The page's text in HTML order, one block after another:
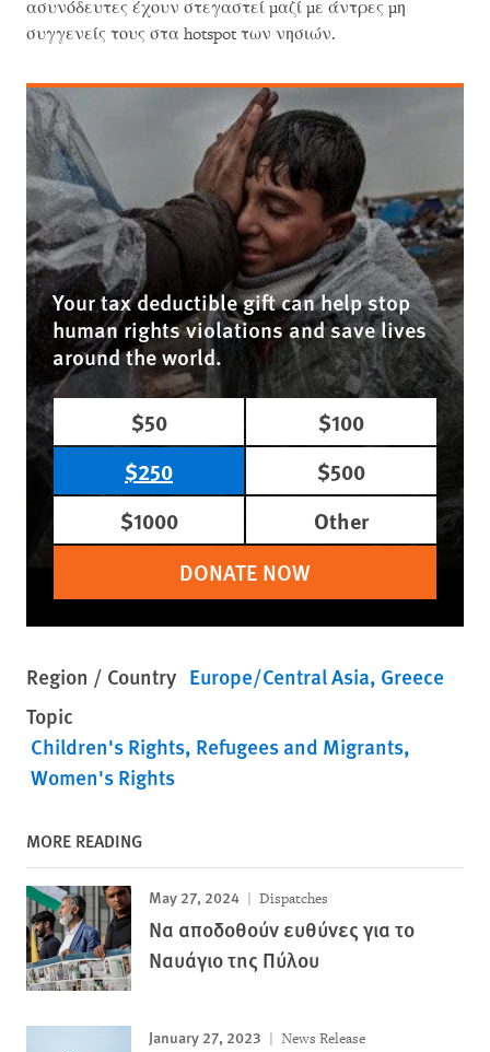
ασυνόδευτες έχουν στεγαστεί μαζί με άντρες μη
συγγενείς τους στα hotspot των νησιών.
Your tax deductible gift can help stop
human rights violations and save lives
around the world.
$50
$100
$250
$500
$1000
Other
DONATE NOW
Region / Country Europe/Central Asia Greece
Topic
Children's Rights Refugees and Migrants
Women's Rights
MORE READING
May 27, 2024 Dispatches
Να αποδοθούν ευθύνες για το
Ναυάγιο της Πύλου
January 27, 2023 News Release